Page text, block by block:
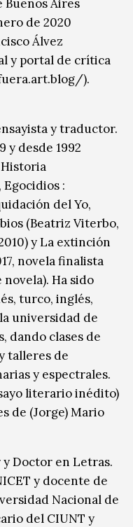
Buenos Aires
de 2020
Álvez
y portal de crítica
).
y traductor.
y desde 1992
:
del Yo,
(Beatriz Viterbo,
y La extinción
novela finalista
Ha sido
turco, inglés,
universidad de
dando clases de
talleres de
y espectrales.
literario inédito)
de (Jorge) Mario
Doctor en Letras.
y docente de
Nacional de
del CIUNT y